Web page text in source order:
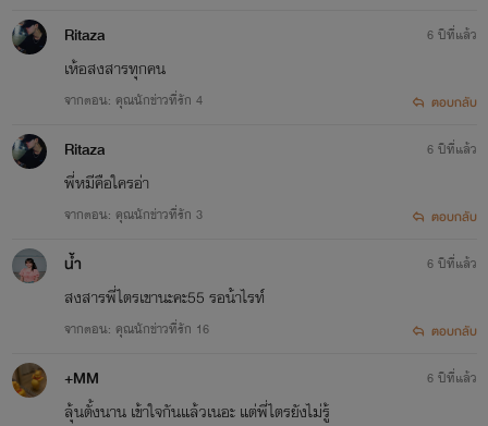
Ritaza
เห้อสงสารทุกคน
จากตอน: คุณนักข่าวที่รัก 4
6 ปีที่แล้ว
ตอบกลับ
Ritaza
พี่หมีคือใครอ่า
จากตอน: คุณนักข่าวที่รัก 3
6 ปีที่แล้ว
ตอบกลับ
น้ำ
สงสารพี่ไตรเขานะคะ55 รอน้าไรท์
จากตอน: คุณนักข่าวที่รัก 16
6 ปีที่แล้ว
ตอบกลับ
+MM
ลุ้นตั้งนาน เข้าใจกันแล้วเนอะ แต่พี่ไตรยังไม่รู้
6 ปีที่แล้ว